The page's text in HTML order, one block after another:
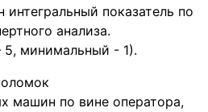
интегральный показатель по
анализа.
минимальный - 1).
машин по вине оператора,